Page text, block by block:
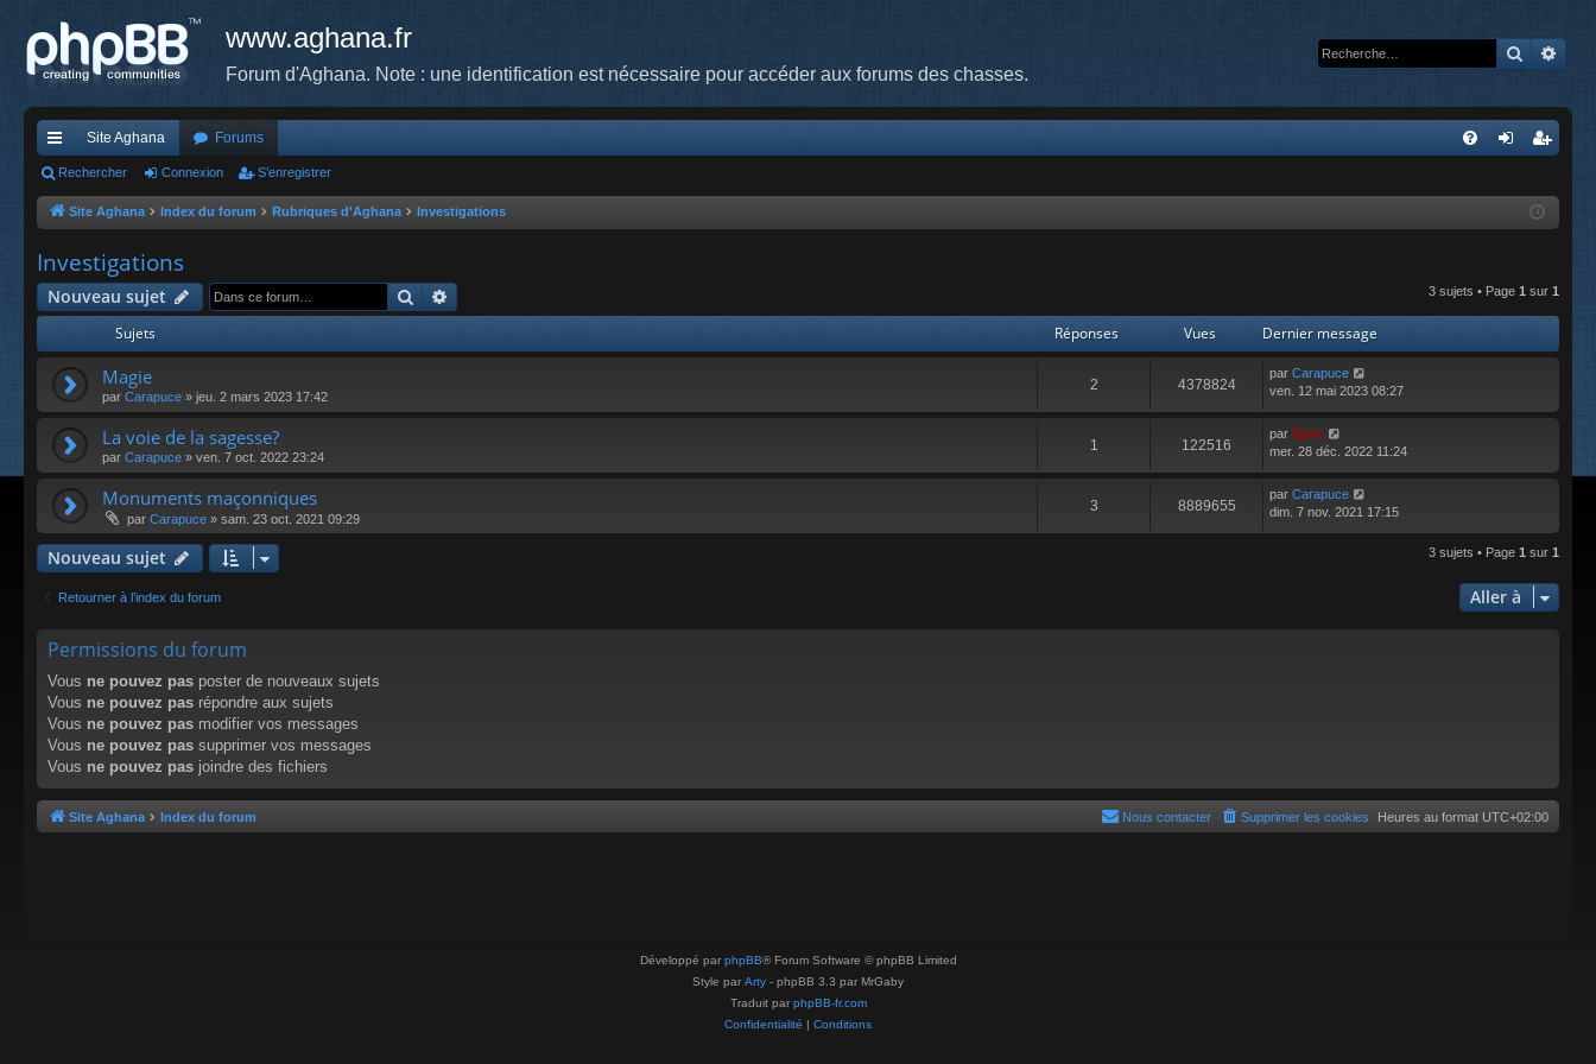
www.aghana.fr
Forum d'Aghana. Note : une identification est nécessaire pour accéder aux forums des chasses.
cc
ès
pi
de
Site Aghana Forums
nr
re
r
Rechercher Connexion S’enregistrer
Site Aghana Index du forum Rubriques d'Aghana Investigations
Investigations
Nouveau sujet Rechercher 3 sujets • Page 1 sur 1
Sujets Réponses Vues Dernier message
Magie
par Carapuce » jeu. 2 mars 2023 17:42
2 4378824
par Carapuce
ven. 12 mai 2023 08:27
La voie de la sagesse?
par Carapuce » ven. 7 oct. 2022 23:24
1 122516
par Epoc
mer. 28 déc. 2022 11:24
Monuments maçonniques
par Carapuce » sam. 23 oct. 2021 09:29
3 8889655
par Carapuce
dim. 7 nov. 2021 17:15
Nouveau sujet 3 sujets • Page 1 sur 1
Retourner à l’index du forum Aller à
Permissions du forum
Vous ne pouvez pas poster de nouveaux sujets
Vous ne pouvez pas répondre aux sujets
Vous ne pouvez pas modifier vos messages
Vous ne pouvez pas supprimer vos messages
Vous ne pouvez pas joindre des fichiers
Site Aghana Index du forum Heures au format UTC+02:00
Supprimer les cookies
Nous contacter
Développé par phpBB® Forum Software © phpBB Limited
Style par Arty - phpBB 3.3 par MrGaby
Traduit par phpBB-fr.com
Confidentialité | Conditions